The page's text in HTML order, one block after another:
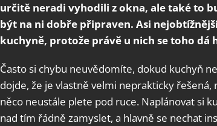
určitě neradi vyhodili z okna, ale také to
být na ni dobře připraven. Asi
kuchyně, protože právě u nich se toho dá
Často si chybu neuvědomíte, dokud kuchyň
dojde, že je vlastně velmi neprakticky
něco neustále plete pod ruce. Naplánovat si
nad tím řádně zamyslet, a hlavně se nechat